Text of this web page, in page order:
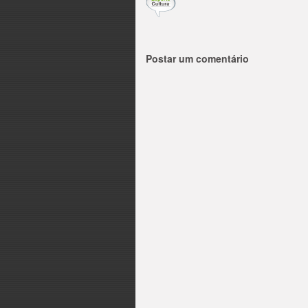
Postar um comentário